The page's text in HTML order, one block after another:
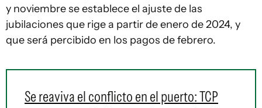
y noviembre se establece el ajuste de las
jubilaciones que rige a partir de enero de 2024, y
que será percibido en los pagos de febrero.
Se reaviva el conflicto en el puerto: TCP